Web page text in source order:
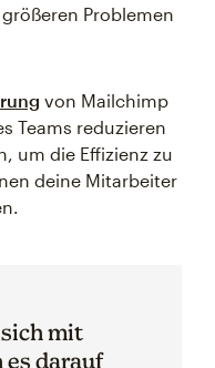
Problemen
von Mailchimp
Teams reduzieren
um die Effizienz zu
deine Mitarbeiter
mit
es darauf